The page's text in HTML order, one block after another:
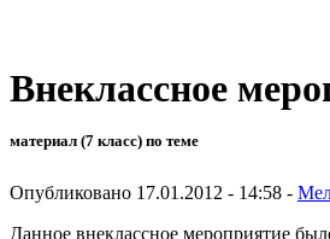
Внеклассное
материал (7 класс) по теме
Опубликовано 17.01.2012 - 14:58 -
Данное внеклассное мероприятие